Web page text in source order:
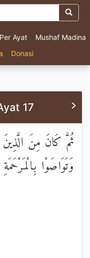
Ayat
Mushaf Madina
Donasi
17
ثُمَّ كَانَ مِنَ الَّذِينَ
وَتَوَاصَوْا بِالْمَرْحَمَةِ